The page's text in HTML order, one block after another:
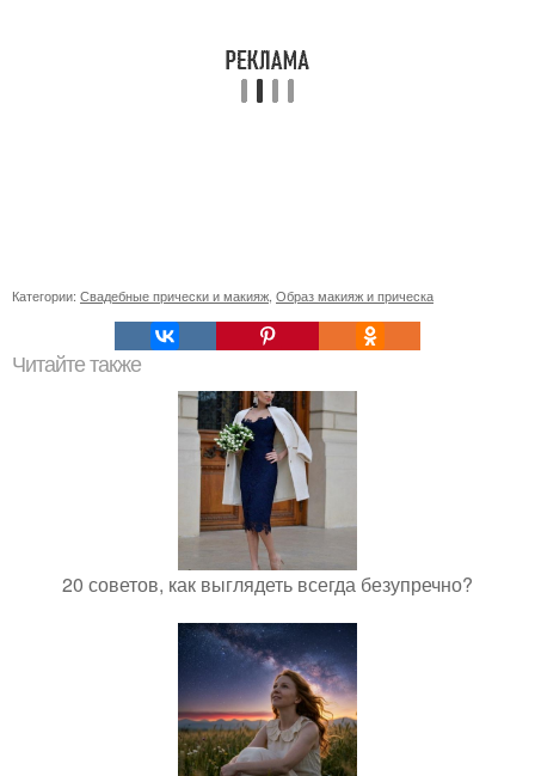
Категории: Свадебные прически и макияж Образ макияж и прическа
Читайте также
20 советов, как выглядеть всегда безупречно?